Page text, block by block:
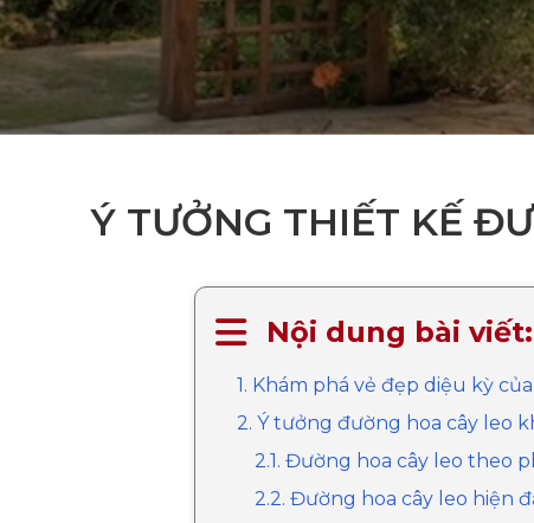
Ý TƯỞNG THIẾT KẾ
Nội dung bài viết:
1. Khám phá vẻ đẹp diệu kỳ
2. Ý tưởng đường hoa cây leo
2.1. Đường hoa cây leo theo
2.2. Đường hoa cây leo hiện